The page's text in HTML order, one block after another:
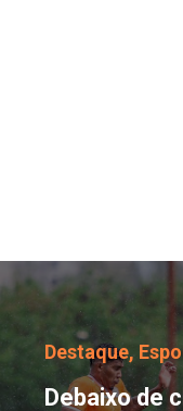
Debaixo
Destaque,
Debaixo de